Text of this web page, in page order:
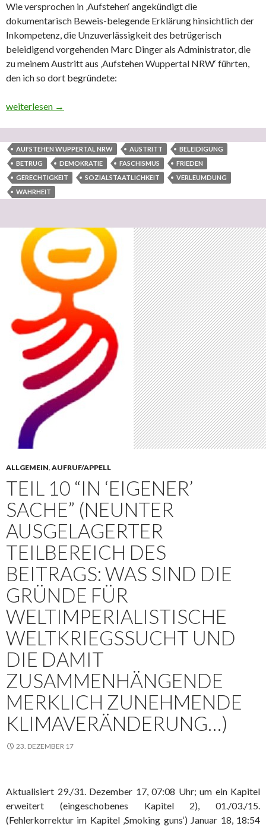
Wie versprochen in ‚Aufstehen‘ angekündigt die
dokumentarisch Beweis-belegende Erklärung hinsichtlich der
Inkompetenz, die Unzuverlässigkeit des betrügerisch
beleidigend vorgehenden Marc Dinger als Administrator, die
zu meinem Austritt aus ‚Aufstehen Wuppertal NRW‘ führten,
den ich so dort begründete:
Dokumentarisch beweisend belegende Begründung für den
weiterlesen →
AUFSTEHEN WUPPERTAL NRW AUSTRITT
BELEIDIGUNG
BETRUG
DEMOKRATIE FASCHISMUS
FRIEDEN
GERECHTIGKEIT
SOZIALSTAATLICHKEIT
VERLEUMDUNG
WAHRHEIT
ALLGEMEIN, AUFRUF/APPELL
TEIL 10 “IN ‘EIGENER’
SACHE” (NEUNTER
AUSGELAGERTER
TEILBEREICH DES
BEITRAGS: WAS SIND DIE
GRÜNDE FÜR
WELTIMPERIALISTISCHE
WELTKRIEGSSUCHT UND
DIE DAMIT
ZUSAMMENHÄNGENDE
MERKLICH ZUNEHMENDE
KLIMAVERÄNDERUNG…)
23. DEZEMBER 17
Aktualisiert 29./31. Dezember 17, 07:08 Uhr; um ein Kapitel
erweitert (eingeschobenes Kapitel 2), 01./03./15.
(Fehlerkorrektur im Kapitel ‚Smoking guns‘) Januar 18, 18:54